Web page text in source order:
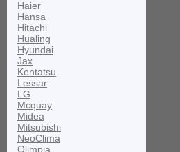
Haier
Hansa
Hitachi
Hualing
Hyundai
Jax
Kentatsu
Lessar
LG
Mcquay
Midea
Mitsubishi
NeoClima
Olimpia